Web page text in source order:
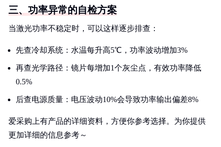
三、功率异常的自检方案
当激光功率不稳定时，可以这样逐步排查：
先查冷却系统：水温每升高5℃，功率波动增加3%
再查光学路径：镜片每增加1个灰尘点，有效功率降低
0.5%
后查电源质量：电压波动10%会导致功率输出偏差8%
爱采购上有产品的详细资料，方便你参考选择。为你提供
更加详细的信息参考～